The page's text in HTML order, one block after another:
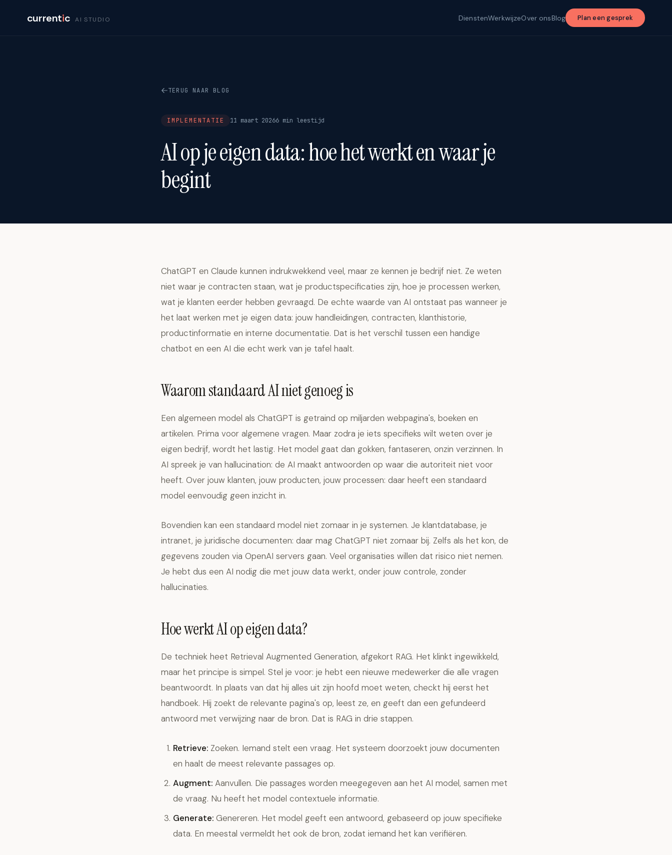
currentic AI STUDIO DienstenWerkwijzeOver onsBlog Plan een gesprek
TERUG NAAR BLOG
IMPLEMENTATIE 11 maart 20266 min leestijd
AI op je eigen data: hoe het werkt en waar je
begint
ChatGPT en Claude kunnen indrukwekkend veel, maar ze kennen je bedrijf niet. Ze weten
niet waar je contracten staan, wat je productspecificaties zijn, hoe je processen werken,
wat je klanten eerder hebben gevraagd. De echte waarde van AI ontstaat pas wanneer je
het laat werken met je eigen data: jouw handleidingen, contracten, klanthistorie,
productinformatie en interne documentatie. Dat is het verschil tussen een handige
chatbot en een AI die echt werk van je tafel haalt.
Waarom standaard AI niet genoeg is
Een algemeen model als ChatGPT is getraind op miljarden webpagina's, boeken en
artikelen. Prima voor algemene vragen. Maar zodra je iets specifieks wilt weten over je
eigen bedrijf, wordt het lastig. Het model gaat dan gokken, fantaseren, onzin verzinnen. In
AI spreek je van hallucination: de AI maakt antwoorden op waar die autoriteit niet voor
heeft. Over jouw klanten, jouw producten, jouw processen: daar heeft een standaard
model eenvoudig geen inzicht in.
Bovendien kan een standaard model niet zomaar in je systemen. Je klantdatabase, je
intranet, je juridische documenten: daar mag ChatGPT niet zomaar bij. Zelfs als het kon, de
gegevens zouden via OpenAI servers gaan. Veel organisaties willen dat risico niet nemen.
Je hebt dus een AI nodig die met jouw data werkt, onder jouw controle, zonder
hallucinaties.
Hoe werkt AI op eigen data?
De techniek heet Retrieval Augmented Generation, afgekort RAG. Het klinkt ingewikkeld,
maar het principe is simpel. Stel je voor: je hebt een nieuwe medewerker die alle vragen
beantwoordt. In plaats van dat hij alles uit zijn hoofd moet weten, checkt hij eerst het
handboek. Hij zoekt de relevante pagina's op, leest ze, en geeft dan een gefundeerd
antwoord met verwijzing naar de bron. Dat is RAG in drie stappen.
Retrieve: Zoeken. Iemand stelt een vraag. Het systeem doorzoekt jouw documenten
en haalt de meest relevante passages op.
Augment: Aanvullen. Die passages worden meegegeven aan het AI model, samen met
de vraag. Nu heeft het model contextuele informatie.
Generate: Genereren. Het model geeft een antwoord, gebaseerd op jouw specifieke
data. En meestal vermeldt het ook de bron, zodat iemand het kan verifiëren.